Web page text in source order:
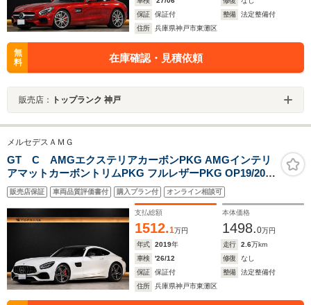
保証
保証付 整備
法定整備付
住所
兵庫県神戸市東灘区
無
料
在庫確認・見積依頼
販売店： トップランク 神戸
メルセデスＡＭＧ
GT C AMGエクステリアカーボンPKG AMGインテリ
アマットカーボントリムPKG フルレザーPKG OP19/20イ
ンチAW AMGパフォーマンスエグゾースト エッセンシャ
ルPKG Burmesterサウンド シートヒーター/ベンチレー
ター
販売店保証 車両品質評価書付 購入プラン付 オンライン相談可
支払総額
1512.1万円
本体価格
1498.0万円
年式
2019年 走行 2.6万km
車検
'26/12 修復
なし
保証
保証付 整備
法定整備付
住所
兵庫県神戸市東灘区